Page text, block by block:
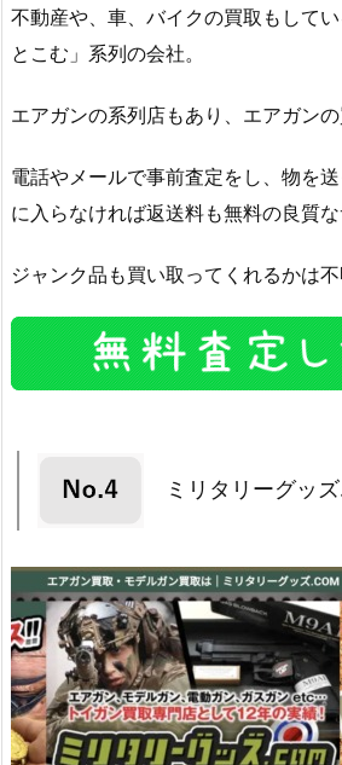
不動産や、車、バイクの買取もして
とこむ」系列の会社。
エアガンの系列店もあり、エアガンの
電話やメールで事前査定をし、物を
に入らなければ返送料も無料の良質な
ジャンク品も買い取ってくれるかは不
ミリタリーグッ